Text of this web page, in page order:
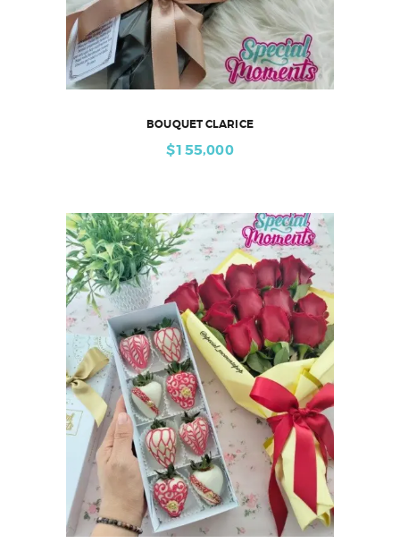
BOUQUET CLARICE
$155,000